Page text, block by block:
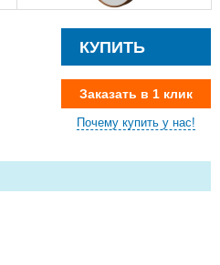
КУПИТЬ
Заказать в 1 клик
Почему купить у нас!